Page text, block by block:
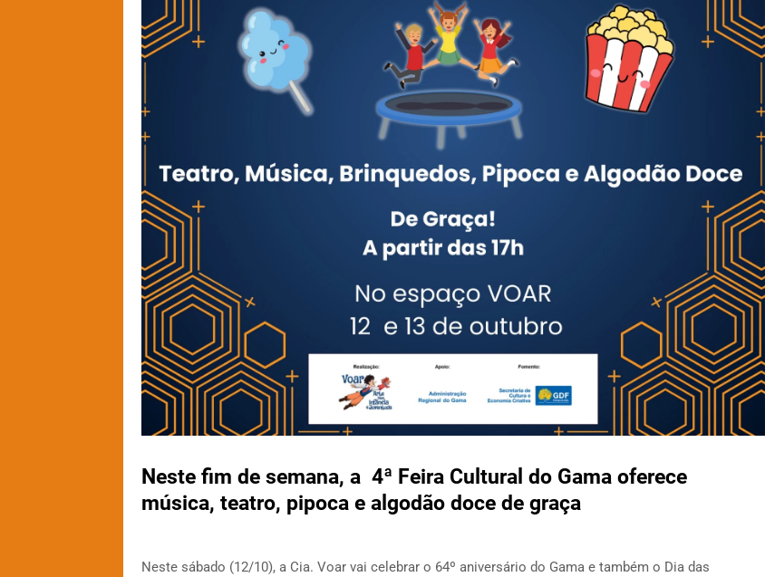
Neste fim de semana, a 4ª Feira Cultural do Gama oferece
música, teatro, pipoca e algodão doce de graça
Neste sábado (12/10), a Cia. Voar vai celebrar o 64º aniversário do Gama e também o Dia das